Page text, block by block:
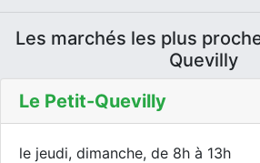
Les marchés les plus
Quevilly
Le Petit-Quevilly
le jeudi, dimanche, de 8h à 13h